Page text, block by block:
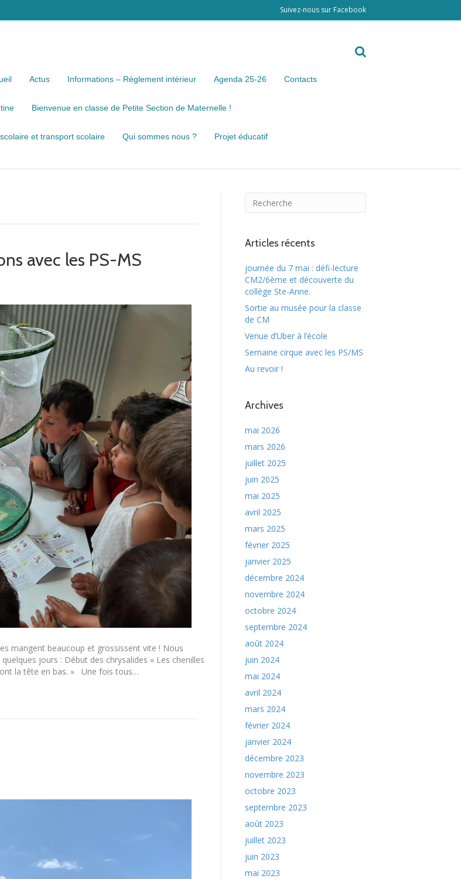
Suivez-nous sur Facebook
Actus Informations – Règlement intérieur Agenda 25-26 Contacts
Bienvenue en classe de Petite Section de Maternelle !
et transport scolaire Qui sommes nous ? Projet éducatif
avec les PS-MS
mangent beaucoup et grossissent vite ! Nous
jours : Début des chrysalides « Les chenilles
ont la tête en bas. » Une fois tous…
Articles récents
journée du 7 mai : défi-lecture
CM2/6ème et découverte du
collège Ste-Anne.
Sortie au musée pour la classe
de CM
Venue d’Uber à l’école
Semaine cirque avec les PS/MS
Au revoir !
Archives
mai 2026
mars 2026
juillet 2025
juin 2025
mai 2025
avril 2025
mars 2025
février 2025
janvier 2025
décembre 2024
novembre 2024
octobre 2024
septembre 2024
août 2024
juin 2024
mai 2024
avril 2024
mars 2024
février 2024
janvier 2024
décembre 2023
novembre 2023
octobre 2023
septembre 2023
août 2023
juillet 2023
juin 2023
mai 2023